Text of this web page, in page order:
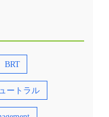
カラーで
る（出典
運賃
80%超え、
BRT
ートラル